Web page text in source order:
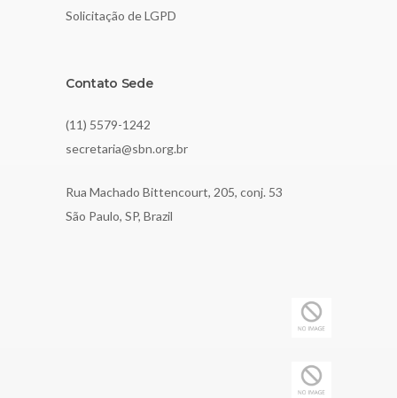
Solicitação de LGPD
Contato Sede
(11) 5579-1242
secretaria@sbn.org.br
Rua Machado Bittencourt, 205, conj. 53
São Paulo, SP, Brazil